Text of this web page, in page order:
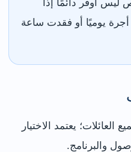
ليس أوفر دائمًا إذا
أجرة يوميًا أو فقدت ساعة
يعتمد الاختيار
والبرنامج.